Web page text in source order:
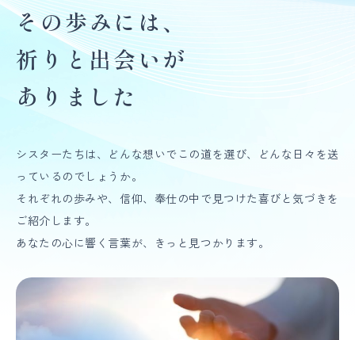
その歩みには、
祈りと出会いが
ありました
シスターたちは、どんな想いでこの道を選び、どんな日々を送
っているのでしょうか。
それぞれの歩みや、信仰、奉仕の中で見つけた喜びと気づきを
ご紹介します。
あなたの心に響く言葉が、きっと見つかります。